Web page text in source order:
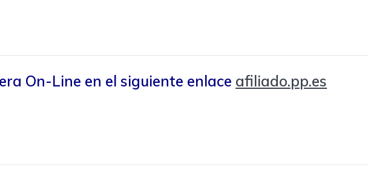
On-Line en el siguiente enlace afiliado.pp.es